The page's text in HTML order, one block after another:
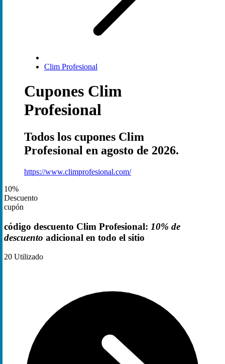
Clim Profesional
Cupones Clim
Profesional
Todos los cupones Clim
Profesional en agosto de 2026.
https://www.climprofesional.com/
10%
Descuento
cupón
código descuento Clim Profesional: 10% de
descuento adicional en todo el sitio
20 Utilizado